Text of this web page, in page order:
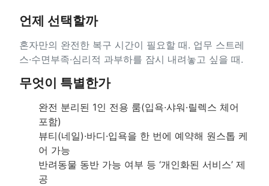
언제 선택할까
혼자만의 완전한 복구 시간이 필요할 때. 업무 스트레
스·수면부족·심리적 과부하를 잠시 내려놓고 싶을 때.
무엇이 특별한가
완전 분리된 1인 전용 룸(입욕·샤워·릴렉스 체어
포함)
뷰티(네일)·바디·입욕을 한 번에 예약해 원스톱 케
어 가능
반려동물 동반 가능 여부 등 ‘개인화된 서비스’ 제
공